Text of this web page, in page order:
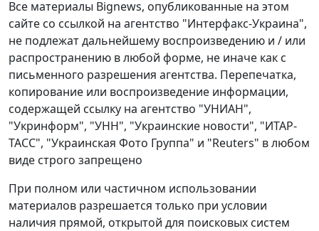
Все материалы Bignews, опубликованные на этом
сайте со ссылкой на агентство "Интерфакс-Украина",
не подлежат дальнейшему воспроизведению и / или
распространению в любой форме, не иначе как с
письменного разрешения агентства. Перепечатка,
копирование или воспроизведение информации,
содержащей ссылку на агентство "УНИАН",
"Укринформ", "УНН", "Украинские новости", "ИТАР-
ТАСС", "Украинская Фото Группа" и "Reuters" в любом
виде строго запрещено
При полном или частичном использовании
материалов разрешается только при условии
наличия прямой, открытой для поисковых систем